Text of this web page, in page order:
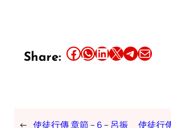
Share: Share this article on Facebook Share this article on WhatsApp Share this article on LinkedIn Share this article on X Share this article on TelegramEmail this Article
← 使徒行傳 章節 – 6 – 呂振
使徒行